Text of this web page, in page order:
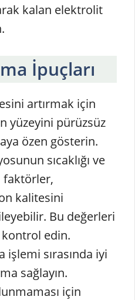
kalan elektrolit
İpuçları
artırmak için
yüzeyini pürüzsüz
özen gösterin.
sıcaklığı ve
faktörler,
kalitesini
Bu değerleri
edin.
işlemi sırasında iyi
sağlayın.
için